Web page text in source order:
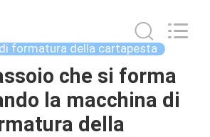
formatura della cartapesta
che si forma
la macchina di
della